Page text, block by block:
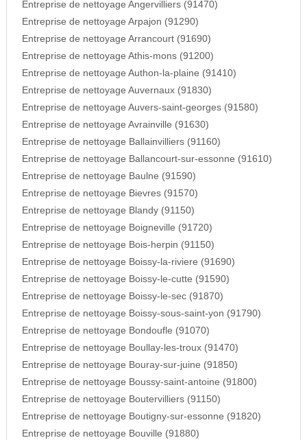
Entreprise de nettoyage Angervilliers (91470)
Entreprise de nettoyage Arpajon (91290)
Entreprise de nettoyage Arrancourt (91690)
Entreprise de nettoyage Athis-mons (91200)
Entreprise de nettoyage Authon-la-plaine (91410)
Entreprise de nettoyage Auvernaux (91830)
Entreprise de nettoyage Auvers-saint-georges (91580)
Entreprise de nettoyage Avrainville (91630)
Entreprise de nettoyage Ballainvilliers (91160)
Entreprise de nettoyage Ballancourt-sur-essonne (91610)
Entreprise de nettoyage Baulne (91590)
Entreprise de nettoyage Bievres (91570)
Entreprise de nettoyage Blandy (91150)
Entreprise de nettoyage Boigneville (91720)
Entreprise de nettoyage Bois-herpin (91150)
Entreprise de nettoyage Boissy-la-riviere (91690)
Entreprise de nettoyage Boissy-le-cutte (91590)
Entreprise de nettoyage Boissy-le-sec (91870)
Entreprise de nettoyage Boissy-sous-saint-yon (91790)
Entreprise de nettoyage Bondoufle (91070)
Entreprise de nettoyage Boullay-les-troux (91470)
Entreprise de nettoyage Bouray-sur-juine (91850)
Entreprise de nettoyage Boussy-saint-antoine (91800)
Entreprise de nettoyage Boutervilliers (91150)
Entreprise de nettoyage Boutigny-sur-essonne (91820)
Entreprise de nettoyage Bouville (91880)